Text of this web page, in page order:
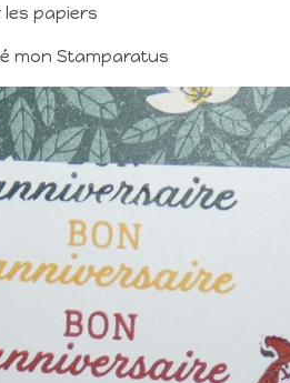
les papiers
mon Stamparatus